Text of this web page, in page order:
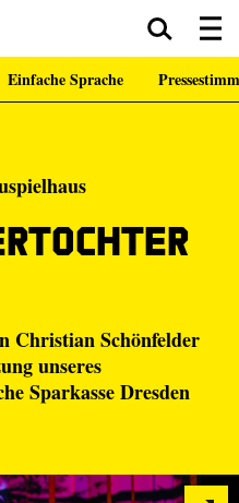
springen
Einfache Sprache
Christian Schönfelder
unseres
Sparkasse Dresden